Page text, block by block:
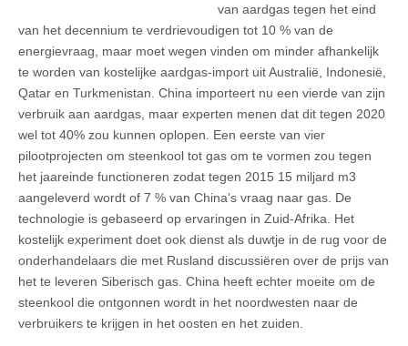
van aardgas tegen het eind
van het decennium te verdrievoudigen tot 10 % van de
energievraag, maar moet wegen vinden om minder afhankelijk
te worden van kostelijke aardgas-import uit Australië, Indonesië,
Qatar en Turkmenistan. China importeert nu een vierde van zijn
verbruik aan aardgas, maar experten menen dat dit tegen 2020
wel tot 40% zou kunnen oplopen. Een eerste van vier
pilootprojecten om steenkool tot gas om te vormen zou tegen
het jaareinde functioneren zodat tegen 2015 15 miljard m3
aangeleverd wordt of 7 % van China’s vraag naar gas. De
technologie is gebaseerd op ervaringen in Zuid-Afrika. Het
kostelijk experiment doet ook dienst als duwtje in de rug voor de
onderhandelaars die met Rusland discussiëren over de prijs van
het te leveren Siberisch gas. China heeft echter moeite om de
steenkool die ontgonnen wordt in het noordwesten naar de
verbruikers te krijgen in het oosten en het zuiden.